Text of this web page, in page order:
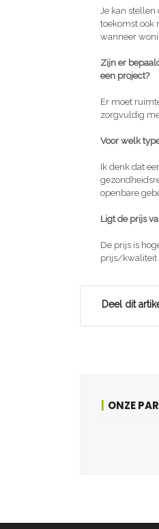
Je kan
toekomst ook
wanneer
Zijn er
een project?
Er moet
zorgvuldig
Voor welk
Ik denk dat
openbare
Ligt de prijs
De prijs is
prijs/kwaliteit
Deel dit
ONZE